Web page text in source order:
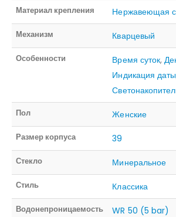
Материал крепления Нержавеющая
Механизм Кварцевый
Особенности Время суток,
Индикация даты
Пол Женские
Размер корпуса 39
Стекло Минеральное
Стиль Классика
Водонепроницаемость WR 50 (5 bar)